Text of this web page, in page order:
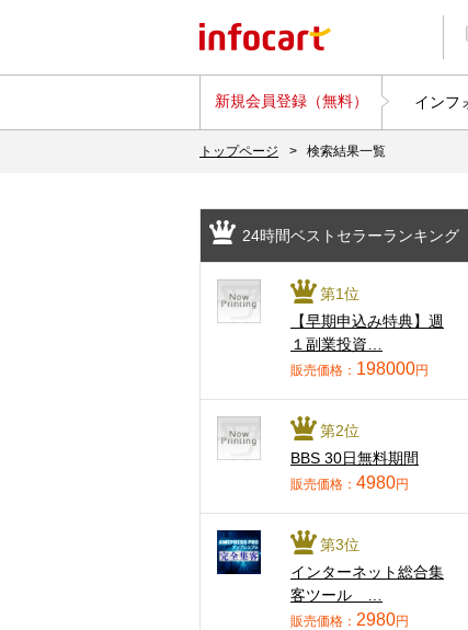
新規会員登録（無料） インフ
トップページ > 検索結果一覧
24時間ベストセラーランキング
第1位
【早期申込み特典】週
１副業投資…
販売価格： 198000円
第2位
BBS 30日無料期間
販売価格： 4980円
第3位
インターネット総合集
客ツール …
販売価格： 2980円